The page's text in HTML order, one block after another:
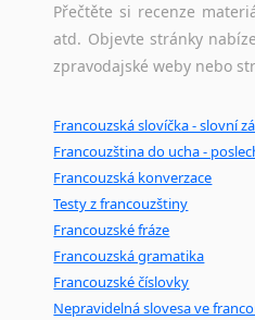
Přečtěte si recenze
atd. Objevte stránky
zpravodajské weby nebo
Francouzská slovíčka - slovní
Francouzština do ucha -
Francouzská konverzace
Testy z francouzštiny
Francouzské fráze
Francouzská gramatika
Francouzské číslovky
Nepravidelná slovesa ve